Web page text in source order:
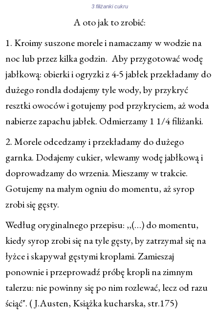
3 filiżanki cukru
A oto jak to zrobić:
1. Kroimy suszone morele i namaczamy w wodzie na
noc lub przez kilka godzin. Aby przygotować wodę
jabłkową: obierki i ogryzki z 4-5 jabłek przekładamy do
dużego rondla dodajemy tyle wody, by przykryć
resztki owoców i gotujemy pod przykryciem, aż woda
nabierze zapachu jabłek. Odmierzamy 1 1/4 filiżanki.
2. Morele odcedzamy i przekładamy do dużego
garnka. Dodajemy cukier, wlewamy wodę jabłkową i
doprowadzamy do wrzenia. Mieszamy w trakcie.
Gotujemy na małym ogniu do momentu, aż syrop
zrobi się gęsty.
Według oryginalnego przepisu: ,,(…) do momentu,
kiedy syrop zrobi się na tyle gęsty, by zatrzymał się na
łyżce i skapywał gęstymi kroplami. Zamieszaj
ponownie i przeprowadź próbę kropli na zimnym
talerzu: nie powinny się po nim rozlewać, lecz od razu
ściąć". ( J.Austen, Książka kucharska, str.175)